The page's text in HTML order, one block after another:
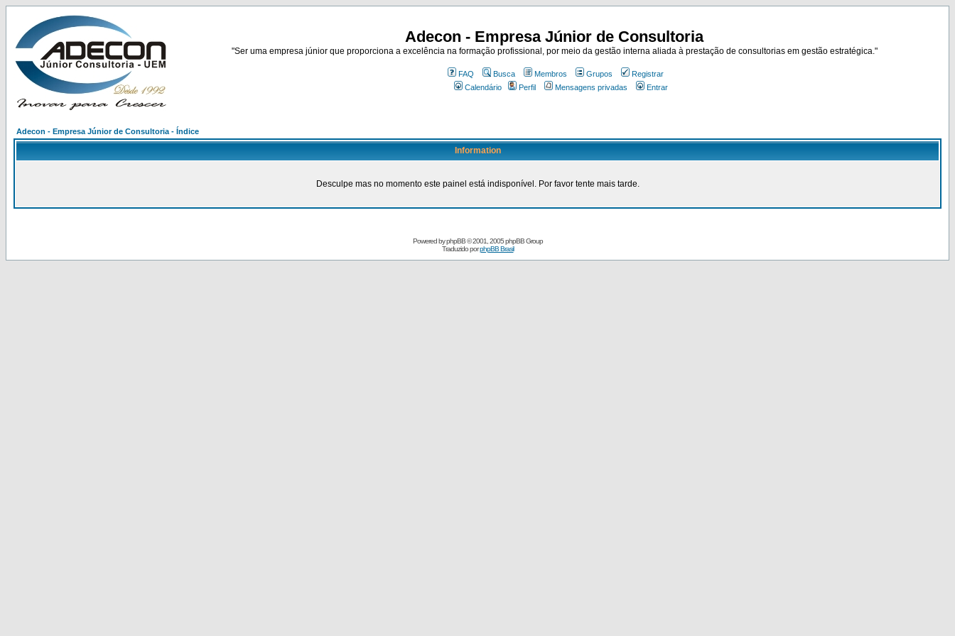
Adecon - Empresa Júnior de Consultoria
"Ser uma empresa júnior que proporciona a excelência na formação profissional, por meio da gestão interna aliada à prestação de consultorias em gestão estratégica."
FAQ Busca Membros Grupos
Registrar
Calendário
Perfil Mensagens privadas Entrar
Adecon - Empresa Júnior de Consultoria - Índice
Information
Desculpe mas no momento este painel está indisponível. Por favor tente mais tarde.
Powered byphpBB© 2001, 2005 phpBB Group
Traduzido porphpBB Brasil